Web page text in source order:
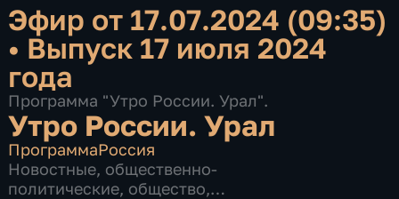
Эфир от 17.07.2024 (09:35)
• Выпуск 17 июля 2024
года
Программа "Утро России. Урал".
Утро России. Урал
ПрограммаРоссия
Новостные, общественно-
политические, общество,